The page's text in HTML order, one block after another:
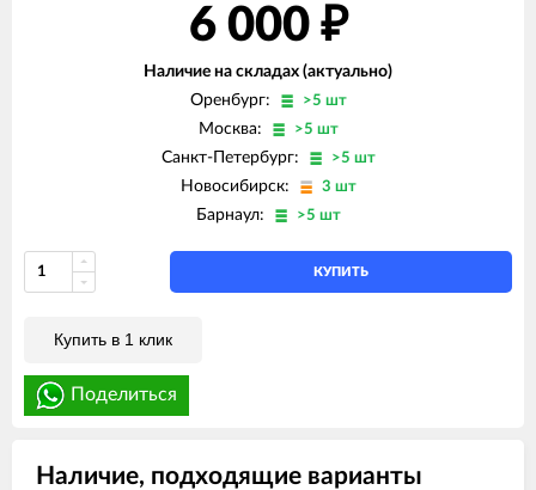
6 000 ₽
Наличие на складах (актуально)
Оренбург:
>5 шт
Москва: >5 шт
Санкт-Петербург: >5 шт
Новосибирск: 3 шт
Барнаул: >5 шт
КУПИТЬ
Купить в 1 клик
Поделиться
Наличие, подходящие варианты